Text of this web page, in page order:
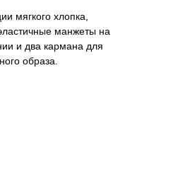
мягкого хлопка,
манжеты на
и два кармана для
образа.